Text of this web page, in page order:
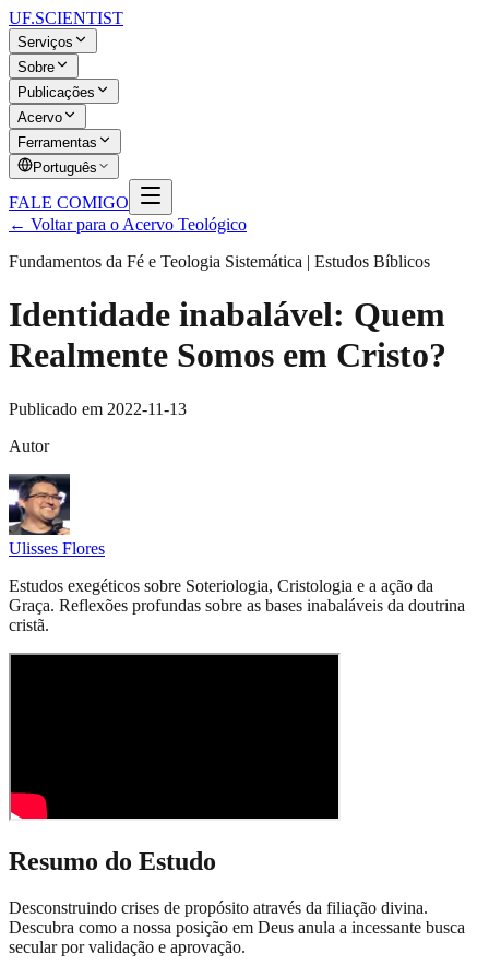
UF.SCIENTIST
Serviços
Sobre
Publicações
Acervo
Ferramentas
Português
FALE COMIGO
← Voltar para o Acervo Teológico
Fundamentos da Fé e Teologia Sistemática | Estudos Bíblicos
Identidade inabalável: Quem
Realmente Somos em Cristo?
Publicado em 2022-11-13
Autor
Ulisses Flores
Estudos exegéticos sobre Soteriologia, Cristologia e a ação da
Graça. Reflexões profundas sobre as bases inabaláveis da doutrina
cristã.
Resumo do Estudo
Desconstruindo crises de propósito através da filiação divina.
Descubra como a nossa posição em Deus anula a incessante busca
secular por validação e aprovação.